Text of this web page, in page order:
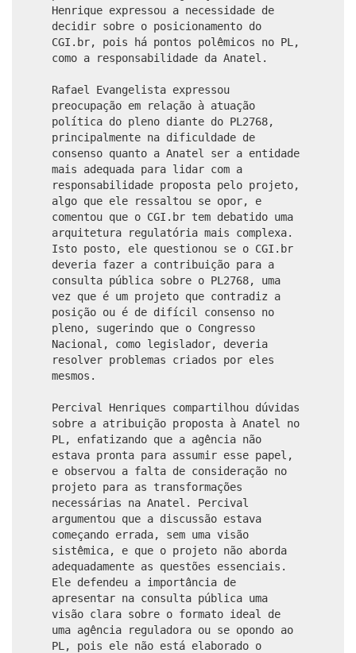
Henrique expressou a necessidade de
decidir sobre o posicionamento do
CGI.br, pois há pontos polêmicos no PL,
como a responsabilidade da Anatel.
Rafael Evangelista expressou
preocupação em relação à atuação
política do pleno diante do PL2768,
principalmente na dificuldade de
consenso quanto a Anatel ser a entidade
mais adequada para lidar com a
responsabilidade proposta pelo projeto,
algo que ele ressaltou se opor, e
comentou que o CGI.br tem debatido uma
arquitetura regulatória mais complexa.
Isto posto, ele questionou se o CGI.br
deveria fazer a contribuição para a
consulta pública sobre o PL2768, uma
vez que é um projeto que contradiz a
posição ou é de difícil consenso no
pleno, sugerindo que o Congresso
Nacional, como legislador, deveria
resolver problemas criados por eles
mesmos.
Percival Henriques compartilhou dúvidas
sobre a atribuição proposta à Anatel no
PL, enfatizando que a agência não
estava pronta para assumir esse papel,
e observou a falta de consideração no
projeto para as transformações
necessárias na Anatel. Percival
argumentou que a discussão estava
começando errada, sem uma visão
sistêmica, e que o projeto não aborda
adequadamente as questões essenciais.
Ele defendeu a importância de
apresentar na consulta pública uma
visão clara sobre o formato ideal de
uma agência reguladora ou se opondo ao
PL, pois ele não está elaborado o